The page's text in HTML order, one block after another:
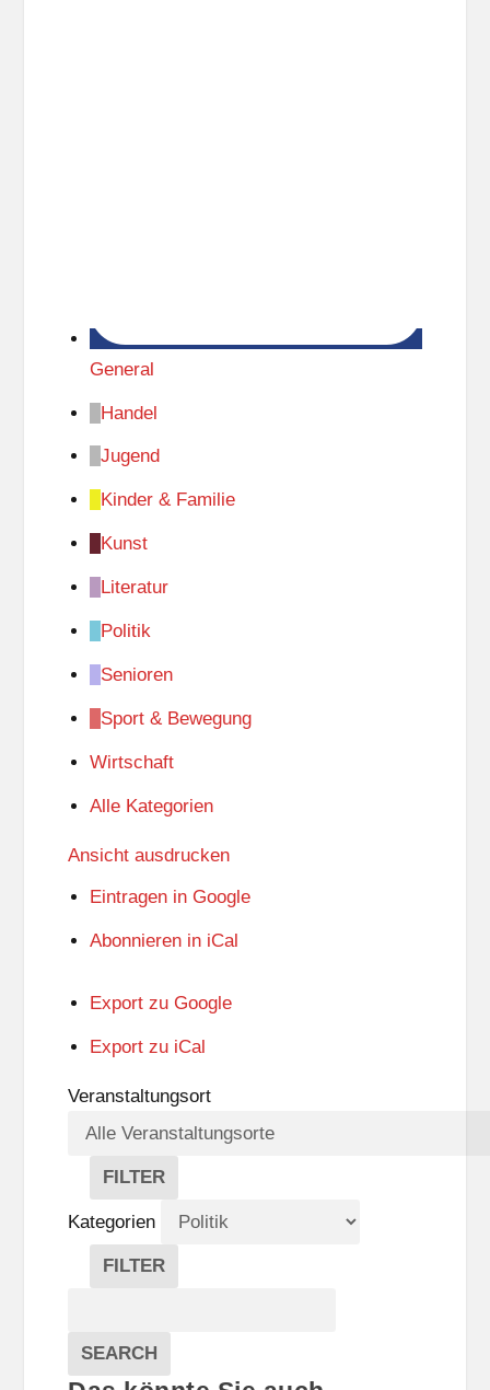
General
Handel
Jugend
Kinder & Familie
Kunst
Literatur
Politik
Senioren
Sport & Bewegung
Wirtschaft
Alle Kategorien
Ansicht ausdrucken
Eintragen in Google
Abonnieren in iCal
Export zu Google
Export zu iCal
Veranstaltungsort
FILTER
V
E
R
A
A
L
Kategorien
FILTER
E
G
Veranstaltungen
SEARCH